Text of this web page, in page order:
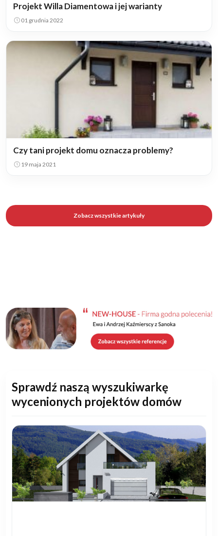
Projekt Willa Diamentowa i jej warianty
01 grudnia 2022
Czy tani projekt domu oznacza problemy?
19 maja 2021
Zobacz wszystkie artykuły
Sprawdź naszą wyszukiwarkę
wycenionych projektów domów